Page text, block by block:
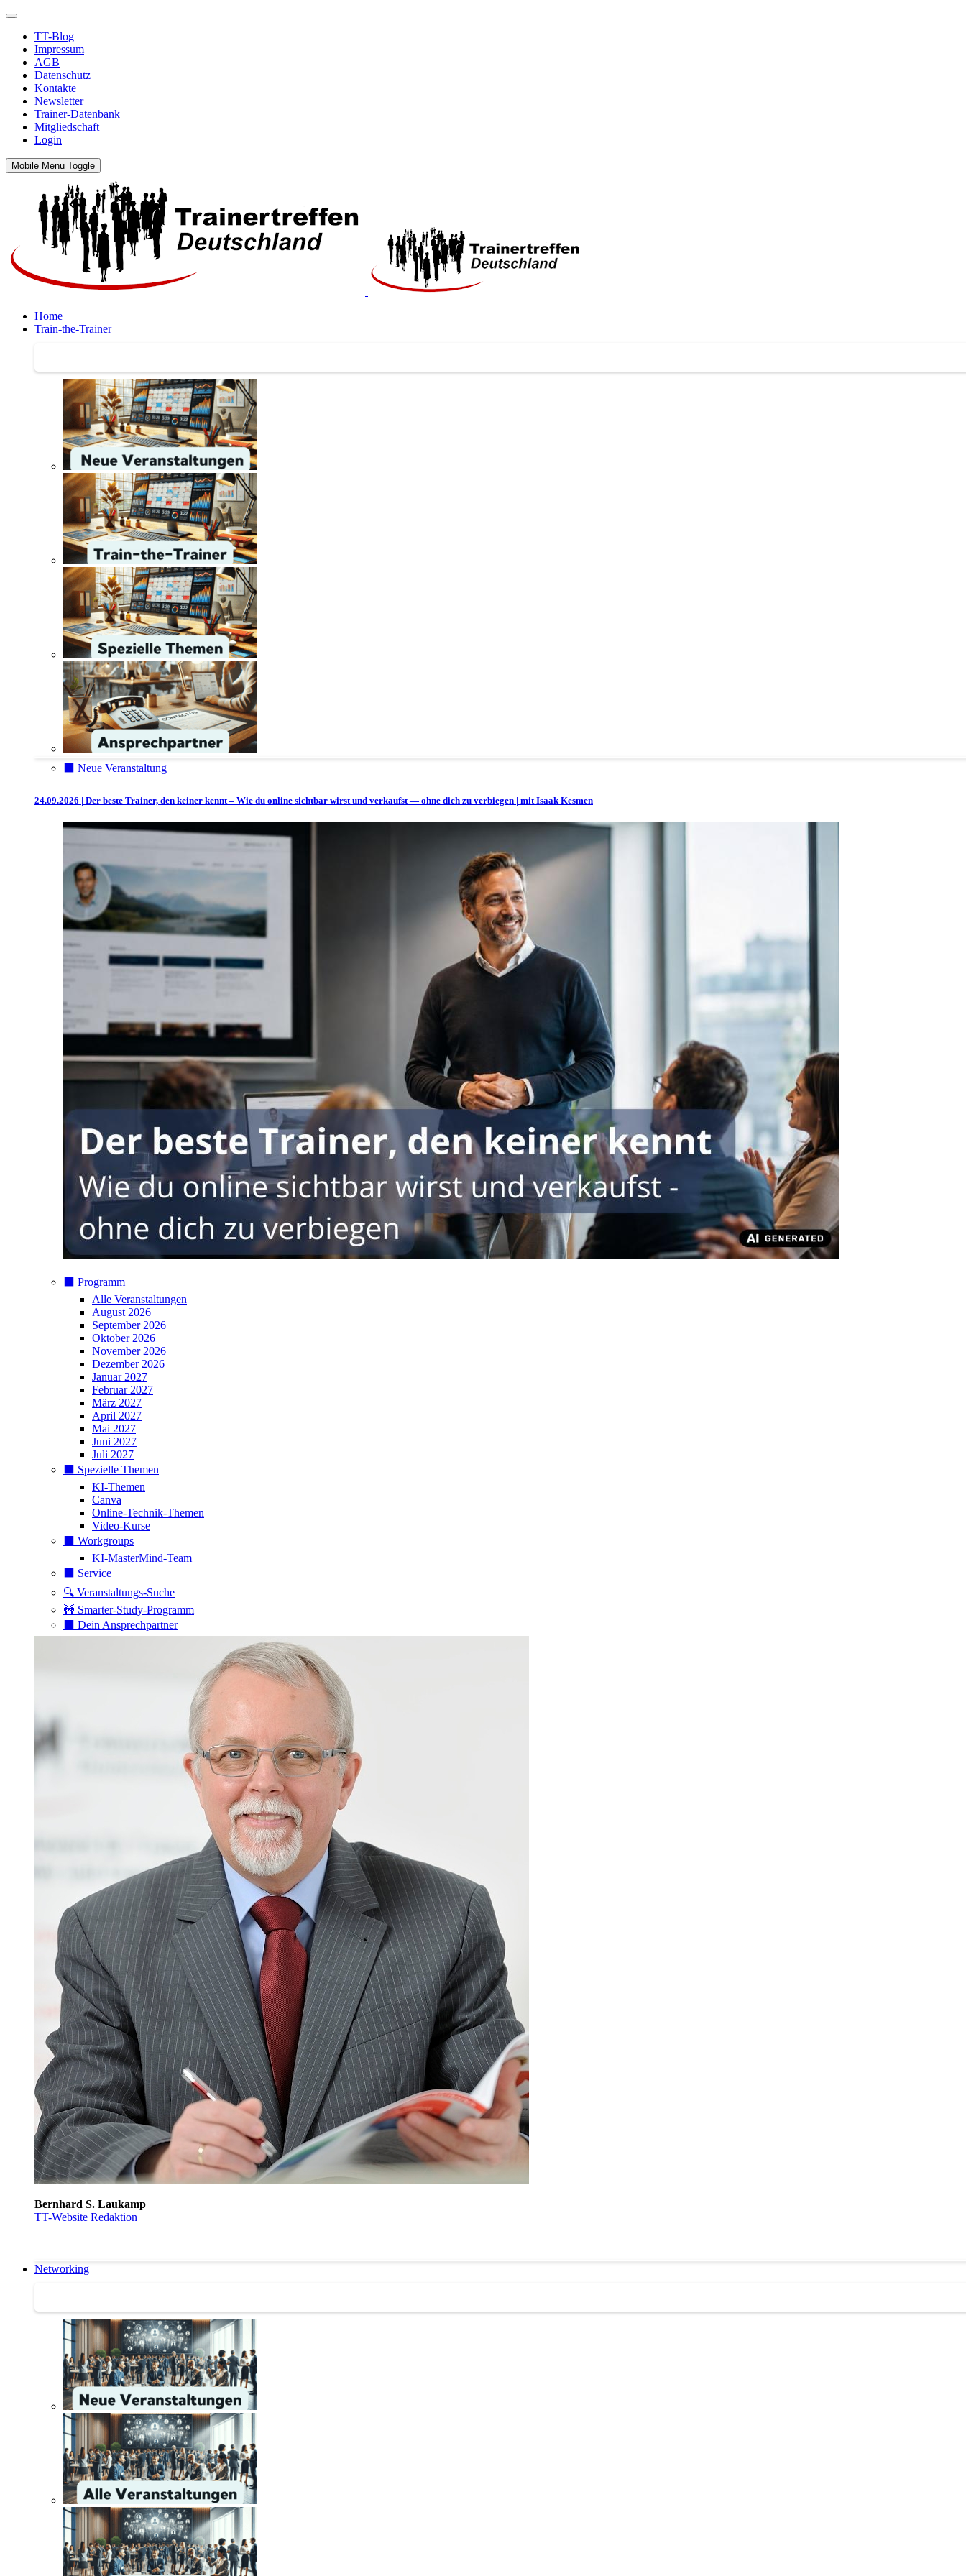
TT-Blog
Impressum
AGB
Datenschutz
Kontakte
Newsletter
Trainer-Datenbank
Mitgliedschaft
Login
Mobile Menu Toggle
Home
Train-the-Trainer
⬛️ Neue Veranstaltung
24.09.2026 | Der beste Trainer, den keiner kennt – Wie du online sichtbar wirst und verkaufst — ohne dich zu verbiegen | mit Isaak Kesmen
⬛️ Programm
Alle Veranstaltungen
August 2026
September 2026
Oktober 2026
November 2026
Dezember 2026
Januar 2027
Februar 2027
März 2027
April 2027
Mai 2027
Juni 2027
Juli 2027
⬛️ Spezielle Themen
KI-Themen
Canva
Online-Technik-Themen
Video-Kurse
⬛️ Workgroups
KI-MasterMind-Team
⬛️ Service
🔍 Veranstaltungs-Suche
🚧 Smarter-Study-Programm
⬛️ Dein Ansprechpartner
Bernhard S. Laukamp
TT-Website Redaktion
Networking